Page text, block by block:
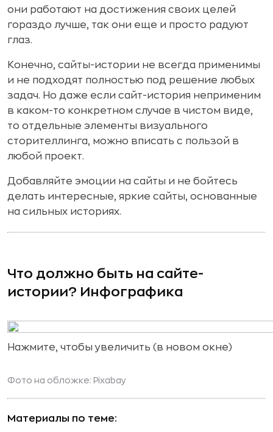
они работают на достижения своих целей
гораздо лучше, так они еще и просто радуют
глаз.
Конечно, сайты-истории не всегда применимы
и не подходят полностью под решение любых
задач. Но даже если сайт-история неприменим
в каком-то конкретном случае в чистом виде,
то отдельные элементы визуального
сторителлинга, можно вписать с пользой в
любой проект.
Добавляйте эмоции на сайты и не бойтесь
делать интересные, яркие сайты, основанные
на сильных историях.
Что должно быть на сайте-
истории? Инфографика
Нажмите, чтобы увеличить (в новом окне)
Фото на обложке: Pixabay
Материалы по теме: